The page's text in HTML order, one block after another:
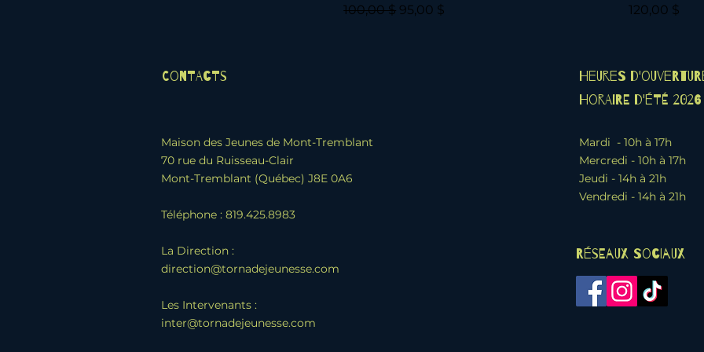
Prix original
100,00 $ Prix promotionnel
95,00 $
Prix
120,00 $
Contacts
Maison des Jeunes de Mont-Tremblant
70 rue du Ruisseau-Clair
Mont-Tremblant (Québec) J8E 0A6
Téléphone : 819.425.8983
La Direction :
direction@tornadejeunesse.com
Les Intervenants :
inter@tornadejeunesse.com
Heures
Horaire d'été 2026
Mardi - 10h à 17h
Mercredi - 10h à 17h
Jeudi - 14h à 21h
Vendredi - 14h à 21h
Réseaux sociaux